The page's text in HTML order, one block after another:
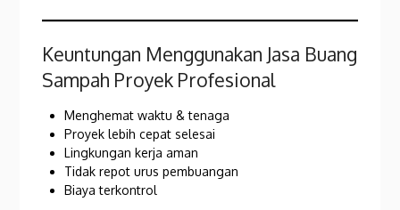
Keuntungan Menggunakan Jasa Buang
Sampah Proyek Profesional
Menghemat waktu & tenaga
Proyek lebih cepat selesai
Lingkungan kerja aman
Tidak repot urus pembuangan
Biaya terkontrol